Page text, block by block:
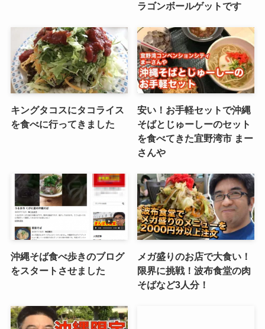
ラゴンボールゲットです
キングタコスにタコライス
を食べに行ってきました
安い！お手軽セットで沖縄
そばとじゅーしーのセット
を食べてきた宜野湾市 まー
さんや
沖縄そば食べ歩きのブログ
をスタートさせました
メガ盛りのお店で大食い！
限界に挑戦！波布食堂の肉
そばなど3人分！